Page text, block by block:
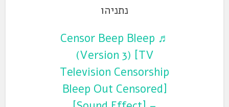
נתניהו
♬ Censor Beep Bleep
(Version 3) [TV
Television Censorship
Bleep Out Censored]